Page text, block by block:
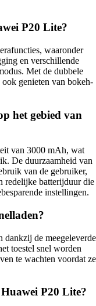
P20 Lite?
waaronder
en verschillende
Met de dubbele
genieten van bokeh-
het gebied van
van 3000 mAh, wat
De duurzaamheid van
van de gebruiker,
redelijke batterijduur die
instellingen.
dankzij de meegeleverde
toestel snel worden
te wachten voordat ze
P20 Lite?